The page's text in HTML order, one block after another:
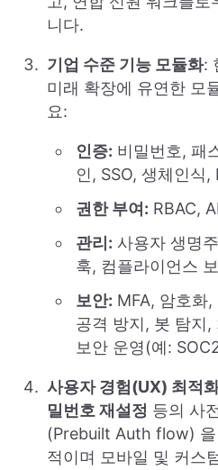
니다.
기업 수준 기능 모듈화:
미래 확장에 유연한 모
요:
인증: 비밀번호, 패
인, SSO, 생체인식
권한 부여: RBAC,
관리: 사용자 생명
훅, 컴플라이언스
보안: MFA, 암호화
공격 방지, 봇 탐지
보안 운영(예:
사용자 경험(UX) 최적
밀번호 재설정 등의 사
(Prebuilt Auth flow)
적이며 모바일 및 커스